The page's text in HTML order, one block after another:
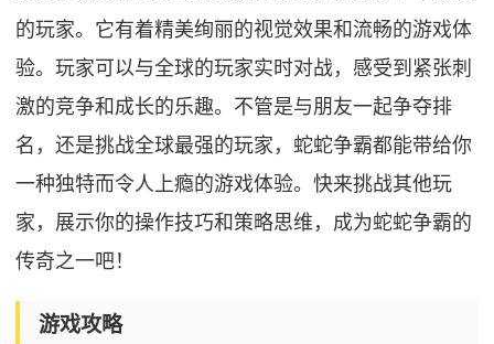
的玩家。它有着精美绚丽的视觉效果和流畅的游戏体
验。玩家可以与全球的玩家实时对战，感受到紧张刺
激的竞争和成长的乐趣。不管是与朋友一起争夺排
名，还是挑战全球最强的玩家，蛇蛇争霸都能带给你
一种独特而令人上瘾的游戏体验。快来挑战其他玩
家，展示你的操作技巧和策略思维，成为蛇蛇争霸的
传奇之一吧！
游戏攻略